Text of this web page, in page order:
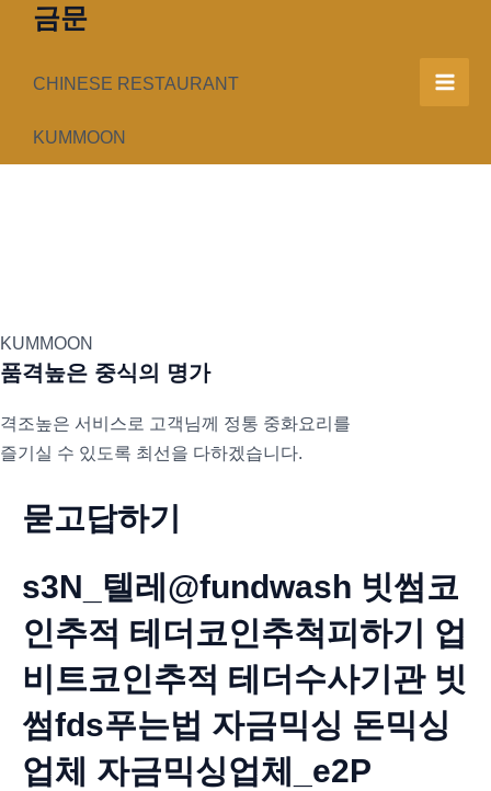
너
금문
CHINESE RESTAURANT
KUMMOON
KUMMOON
품격높은 중식의 명가
격조높은 서비스로 고객님께 정통 중화요리를
즐기실 수 있도록 최선을 다하겠습니다.
묻고답하기
s3N_텔레@fundwash 빗썸코
인추적 테더코인추척피하기 업
비트코인추적 테더수사기관 빗
썸fds푸는법 자금믹싱 돈믹싱
업체 자금믹싱업체_e2P